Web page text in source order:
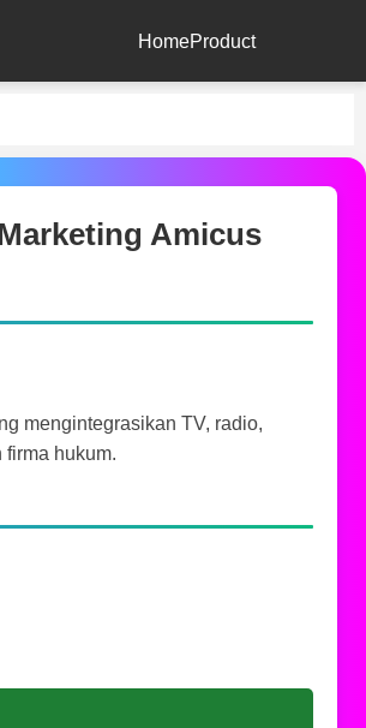
HomeProduct
Amicus
mengintegrasikan TV, radio,
hukum.